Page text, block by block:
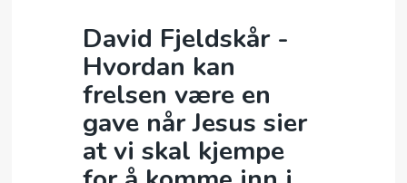
KALENDER
UTLEIE
ENGLISH
David Fjeldskår -
Hvordan kan
frelsen være en
gave når Jesus sier
at vi skal kjempe